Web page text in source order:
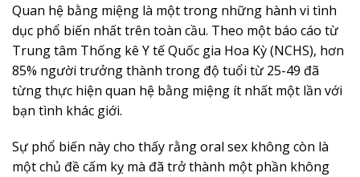
Quan hệ bằng miệng là một trong những hành vi tình
dục phổ biến nhất trên toàn cầu. Theo một báo cáo từ
Trung tâm Thống kê Y tế Quốc gia Hoa Kỳ (NCHS), hơn
85% người trưởng thành trong độ tuổi từ 25-49 đã
từng thực hiện quan hệ bằng miệng ít nhất một lần với
bạn tình khác giới.
Sự phổ biến này cho thấy rằng oral sex không còn là
một chủ đề cấm kỵ mà đã trở thành một phần không